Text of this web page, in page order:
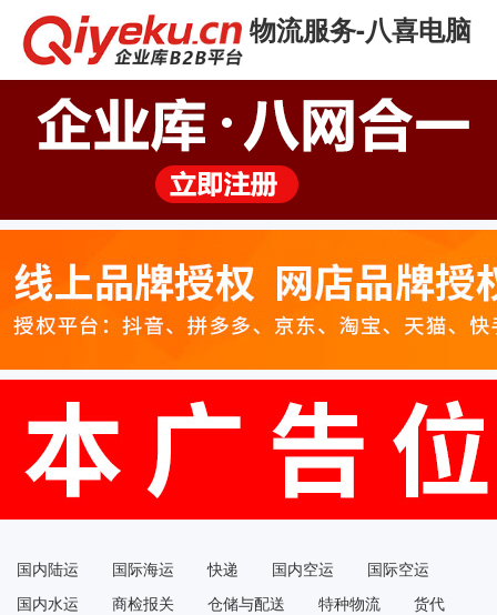
物流服务-八喜电脑
国内陆运 国际海运 快递 国内空运
国际空运
国内水运
商检报关 仓储与配送 特种物流
货代